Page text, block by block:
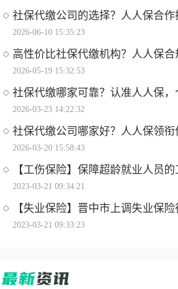
社保代缴公司的选择？人人保合作
2026-06-10 15:35:23
高性价比社保代缴机构？人人保合
2026-05-19 15:32:53
社保代缴哪家可靠？认准人人保，
2026-03-23 14:22:32
社保代缴公司哪家好？人人保领衔
2026-03-20 15:58:43
【工伤保险】保障超龄就业人员
2023-03-21 09:34:21
【失业保险】晋中市上调失业保
2023-03-21 09:33:23